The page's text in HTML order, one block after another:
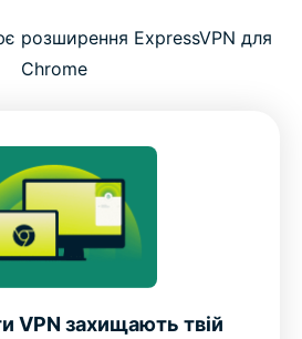
розширення ExpressVPN для
Chrome
VPN захищають твій